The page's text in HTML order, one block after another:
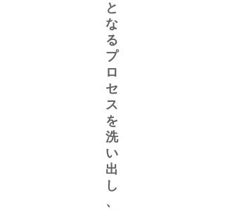
と
な
る
プ
ロ
セ
ス
を
洗
い
出
し
、